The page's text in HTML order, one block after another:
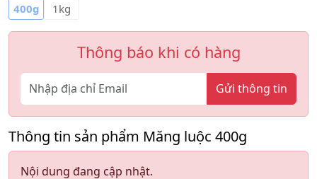
400g 1kg
Thông báo khi có hàng
Gửi thông tin
Thông tin sản phẩm Măng luộc 400g
Nội dung đang cập nhật.